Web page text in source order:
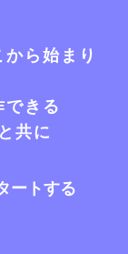
ら始まり
きる
共に
ートする